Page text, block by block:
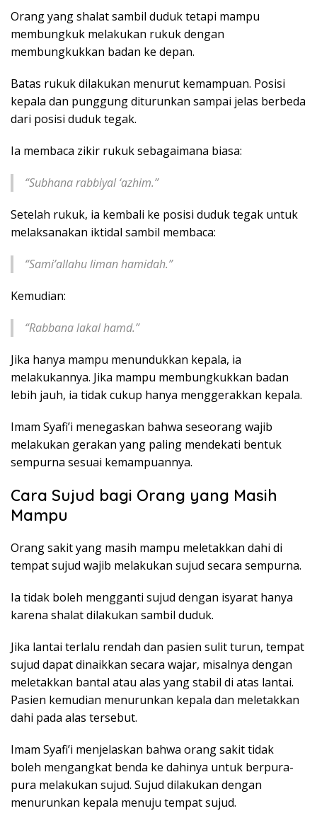
Orang yang shalat sambil duduk tetapi mampu
membungkuk melakukan rukuk dengan
membungkukkan badan ke depan.
Batas rukuk dilakukan menurut kemampuan. Posisi
kepala dan punggung diturunkan sampai jelas berbeda
dari posisi duduk tegak.
Ia membaca zikir rukuk sebagaimana biasa:
“Subhana rabbiyal ‘azhim.”
Setelah rukuk, ia kembali ke posisi duduk tegak untuk
melaksanakan iktidal sambil membaca:
“Sami’allahu liman hamidah.”
Kemudian:
“Rabbana lakal hamd.”
Jika hanya mampu menundukkan kepala, ia
melakukannya. Jika mampu membungkukkan badan
lebih jauh, ia tidak cukup hanya menggerakkan kepala.
Imam Syafi’i menegaskan bahwa seseorang wajib
melakukan gerakan yang paling mendekati bentuk
sempurna sesuai kemampuannya.
Cara Sujud bagi Orang yang Masih
Mampu
Orang sakit yang masih mampu meletakkan dahi di
tempat sujud wajib melakukan sujud secara sempurna.
Ia tidak boleh mengganti sujud dengan isyarat hanya
karena shalat dilakukan sambil duduk.
Jika lantai terlalu rendah dan pasien sulit turun, tempat
sujud dapat dinaikkan secara wajar, misalnya dengan
meletakkan bantal atau alas yang stabil di atas lantai.
Pasien kemudian menurunkan kepala dan meletakkan
dahi pada alas tersebut.
Imam Syafi’i menjelaskan bahwa orang sakit tidak
boleh mengangkat benda ke dahinya untuk berpura-
pura melakukan sujud. Sujud dilakukan dengan
menurunkan kepala menuju tempat sujud.